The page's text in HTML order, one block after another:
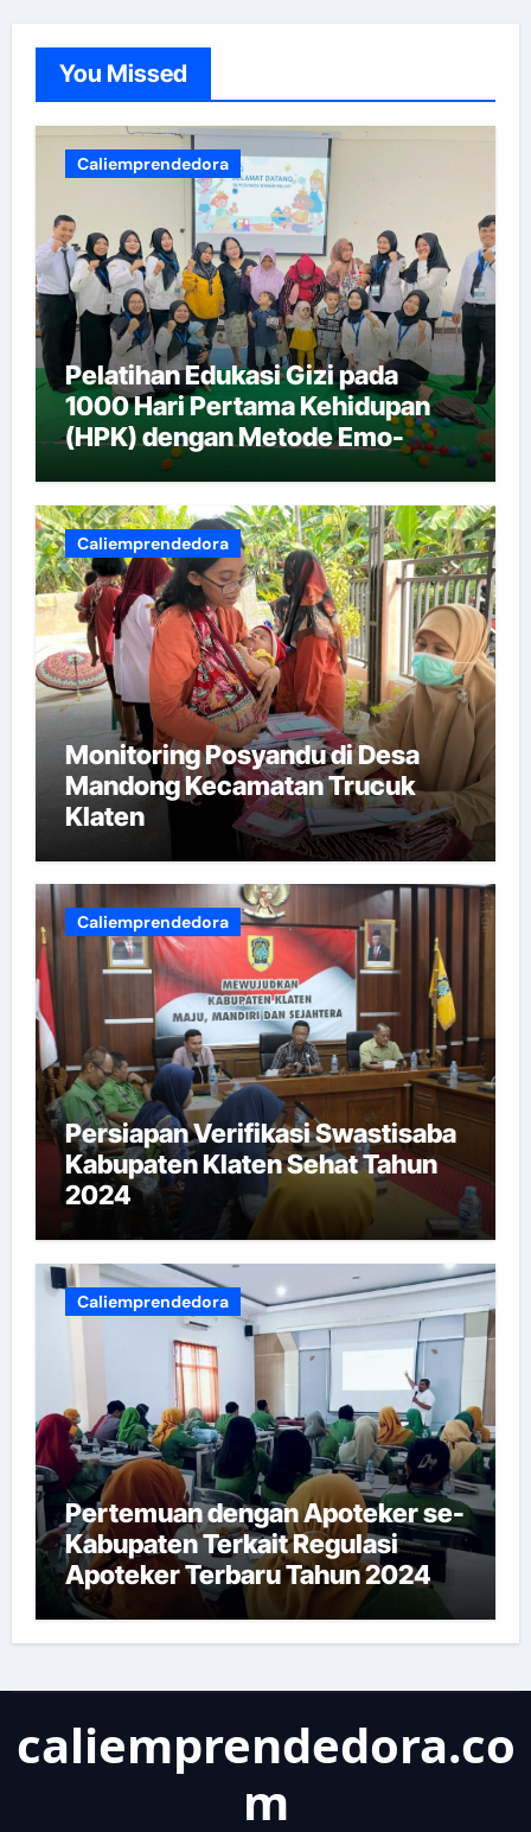
You Missed
Caliemprendedora
Pelatihan Edukasi Gizi pada
1000 Hari Pertama Kehidupan
(HPK) dengan Metode Emo-
Caliemprendedora
Monitoring Posyandu di Desa
Mandong Kecamatan Trucuk
Klaten
Caliemprendedora
Persiapan Verifikasi Swastisaba
Kabupaten Klaten Sehat Tahun
2024
Caliemprendedora
Pertemuan dengan Apoteker se-
Kabupaten Terkait Regulasi
Apoteker Terbaru Tahun 2024
caliemprendedora.co
m